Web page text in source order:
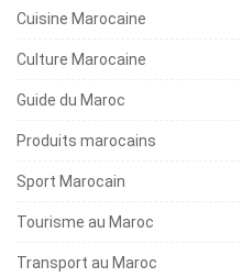
Cuisine Marocaine
Culture Marocaine
Guide du Maroc
Produits marocains
Sport Marocain
Tourisme au Maroc
Transport au Maroc